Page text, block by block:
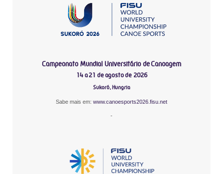
Campeonato Mundial Universitário de Canoagem
14 a 21 de agosto de 2026
Sukoró, Hungria
Sabe mais em: www.canoesports2026.fisu.net
-